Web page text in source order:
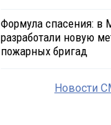
Формула спасения: в
разработали новую
пожарных бригад
Новости